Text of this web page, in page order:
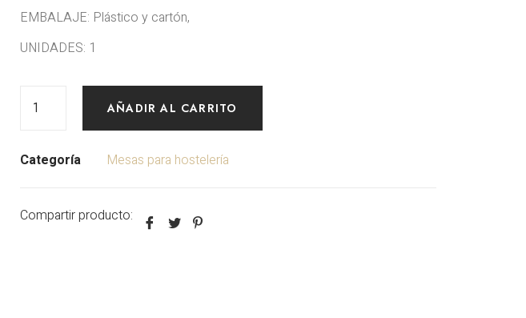
EMBALAJE: Plástico y cartón,
UNIDADES: 1
AÑADIR AL CARRITO
Categoría Mesas para hostelería
Compartir producto: